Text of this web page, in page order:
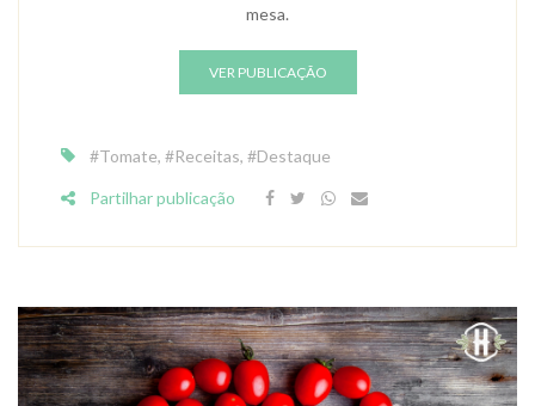
mesa.
VER PUBLICAÇÃO
#tomate, #receitas, #destaque
Partilhar publicação